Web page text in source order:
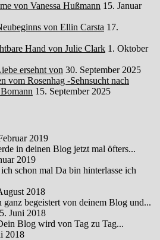
von Vanessa Hußmann 15. Januar
von Ellin Carsta 17.
Hand von Julie Clark 1. Oktober
ersehnt von 30. September 2025
vom Rosenhag -Sehnsucht nach
15. September 2025
2019
in deinen Blog jetzt mal öfters...
2019
schon mal Da bin hinterlasse ich
2018
begeistert von deinem Blog und...
5. Juni 2018
Blog wird von Tag zu Tag...
2018